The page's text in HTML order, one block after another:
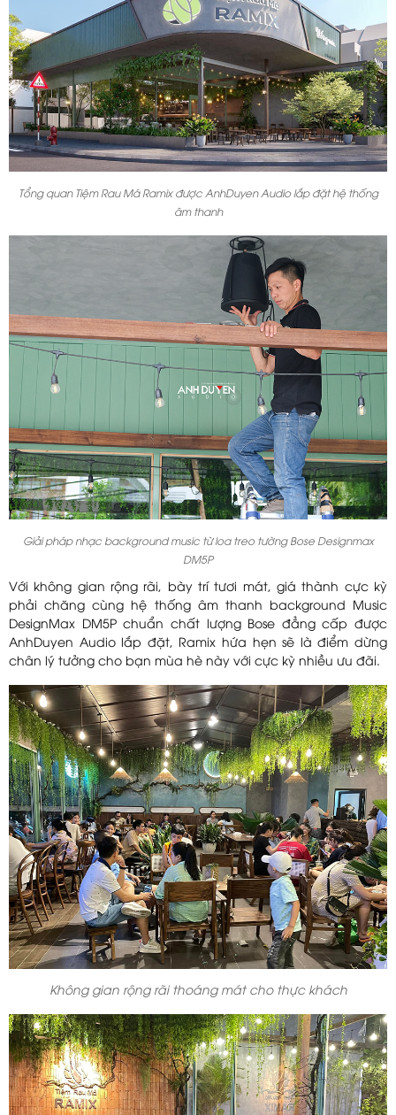
Tổng quan Tiệm Rau Má Ramix được AnhDuyen Audio lắp đặt hệ thống
âm thanh
Giải pháp nhạc background music từ loa treo tường Bose Designmax
DM5P
Với không gian rộng rãi, bày trí tươi mát, giá thành cực kỳ
phải chăng cùng hệ thống âm thanh background Music
DesignMax DM5P chuẩn chất lượng Bose đẳng cấp được
AnhDuyen Audio lắp đặt, Ramix hứa hẹn sẽ là điểm dừng
chân lý tưởng cho bạn mùa hè này với cực kỳ nhiều ưu đãi.
Không gian rộng rãi thoáng mát cho thực khách